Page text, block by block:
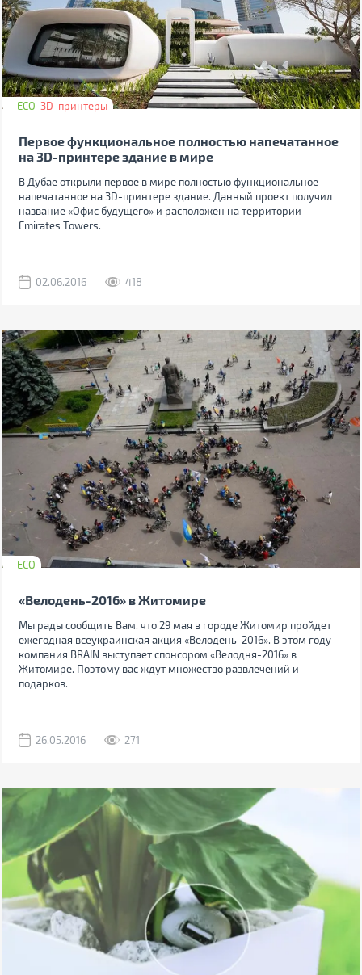
ECO 3D-принтеры
Первое функциональное полностью напечатанное
на 3D-принтере здание в мире
В Дубае открыли первое в мире полностью функциональное
напечатанное на 3D-принтере здание. Данный проект получил
название «Офис будущего» и расположен на территории
Emirates Towers.
02.06.2016 418
ECO
«Велодень-2016» в Житомире
Мы рады сообщить Вам, что 29 мая в городе Житомир пройдет
ежегодная всеукраинская акция «Велодень-2016». В этом году
компания BRAIN выступает спонсором «Велодня-2016» в
Житомире. Поэтому вас ждут множество развлечений и
подарков.
26.05.2016 271